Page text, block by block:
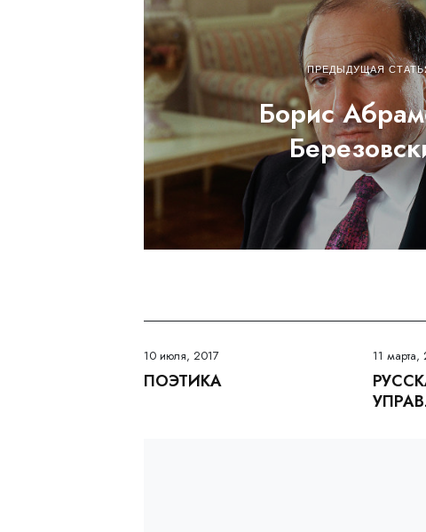
ПРЕДЫДУЩАЯ
Борис
10 июля, 2017
ПОЭТИКА
11 марта,